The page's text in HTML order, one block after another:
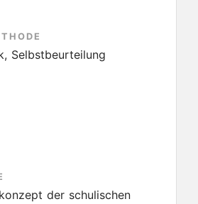
Selbstbeurteilung
der schulischen